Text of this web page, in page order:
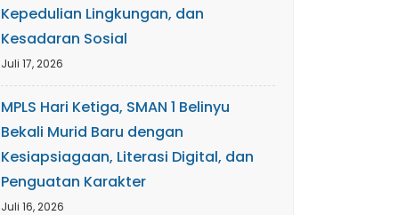
Kepedulian Lingkungan, dan
Kesadaran Sosial
Juli 17, 2026
MPLS Hari Ketiga, SMAN 1 Belinyu
Bekali Murid Baru dengan
Kesiapsiagaan, Literasi Digital, dan
Penguatan Karakter
Juli 16, 2026